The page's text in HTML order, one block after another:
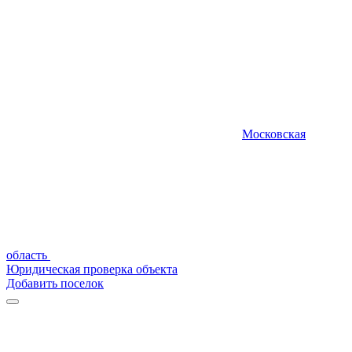
Московская
область
Юридическая проверка объекта
Добавить поселок